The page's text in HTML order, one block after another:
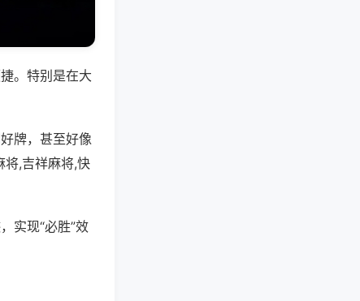
。特别是在大
牌，甚至好像
将,吉祥麻将,快
实现“必胜”效